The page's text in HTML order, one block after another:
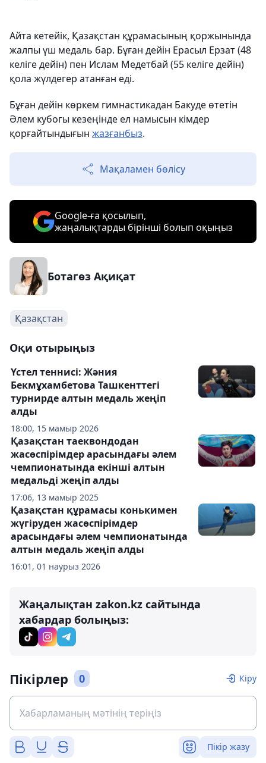
Айта кетейік, Қазақстан құрамасының қоржынында
жалпы үш медаль бар. Бұған дейін Ерасыл Ерзат (48
келіге дейін) пен Ислам Медетбай (55 келіге дейін)
қола жүлдегер атанған еді.
Бұған дейін көркем гимнастикадан Бакуде өтетін
Әлем кубогы кезеңінде ел намысын кімдер
қорғайтындығын жазғанбыз.
Мақаламен бөлісу
Google-ға қосылып,
жаңалықтарды бірінші болып оқыңыз
Ботагөз Ақиқат
Қазақстан
Оқи отырыңыз
18:00, 15 мамыр 2026
Үстел теннисі: Жәния
Бекмұхамбетова Ташкенттегі
турнирде алтын медаль жеңіп
алды
17:06, 13 мамыр 2025
Қазақстан таеквондодан
жасөспірімдер арасындағы әлем
чемпионатында екінші алтын
медальді жеңіп алды
16:01, 01 наурыз 2026
Қазақстан құрамасы конькимен
жүгіруден жасөспірімдер
арасындағы әлем чемпионатында
алтын медаль жеңіп алды
Жаңалықтан zakon.kz сайтында
хабардар болыңыз:
Пікірлер 0 Кіру
Пікір жазу